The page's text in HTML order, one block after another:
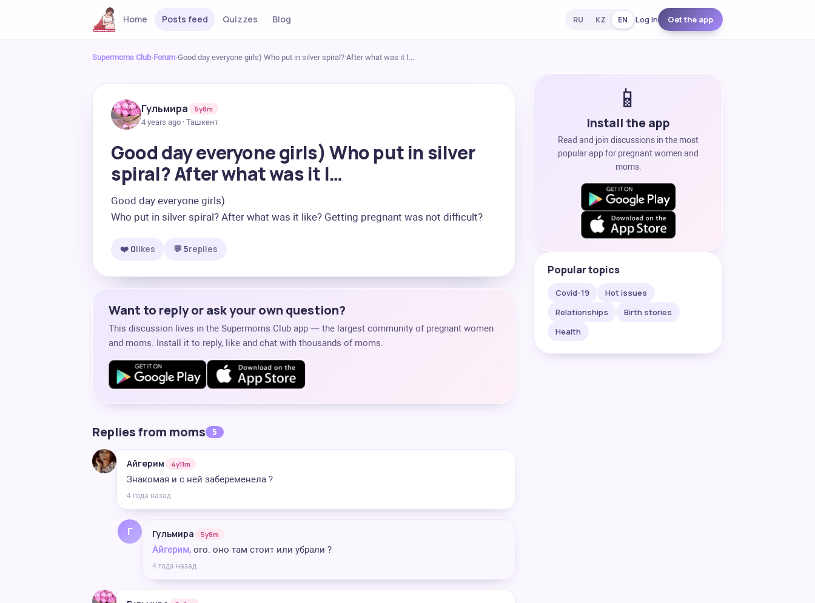
Home Posts feed Quizzes Blog RU KZ EN Log in Get the app
Supermoms Club›Forum›Good day everyone girls) Who put in silver spiral? After what was it l…
Гульмира
5y8m
4 years ago · Ташкент
Good day everyone girls) Who put in silver
spiral? After what was it l…
Good day everyone girls)
Who put in silver spiral? After what was it like? Getting pregnant was not difficult?
❤️ 0likes 💬 5replies
Want to reply or ask your own question?
This discussion lives in the Supermoms Club app — the largest community of pregnant women
and moms. Install it to reply, like and chat with thousands of moms.
Replies from moms 5
Айгерим 4y11m
Знакомая и с ней забеременела ?
4 года назад
Г Гульмира 5y8m
Айгерим, ого. оно там стоит или убрали ?
4 года назад
📱
Install the app
Read and join discussions in the most
popular app for pregnant women and
moms.
Popular topics
Covid-19
Hot issues
Relationships
Birth stories
Health